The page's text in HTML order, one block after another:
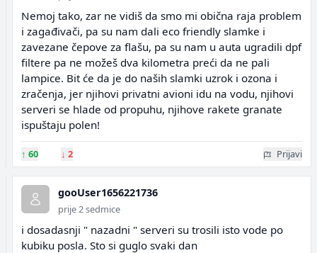
Nemoj tako, zar ne vidiš da smo mi obična raja problem
i zagađivači, pa su nam dali eco friendly slamke i
zavezane čepove za flašu, pa su nam u auta ugradili dpf
filtere pa ne možeš dva kilometra preći da ne pali
lampice. Bit će da je do naših slamki uzrok i ozona i
zračenja, jer njihovi privatni avioni idu na vodu, njihovi
serveri se hlade od propuhu, njihove rakete granate
ispuštaju polen!
↑ 60 ↓ 2 Prijavi
gooUser1656221736
prije 2 sedmice
i dosadasnji " nazadni " serveri su trosili isto vode po
kubiku posla. Sto si guglo svaki dan